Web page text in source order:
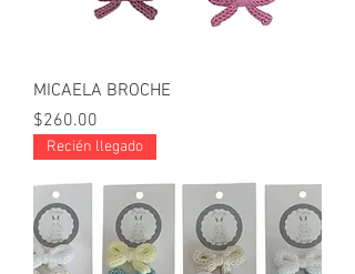
MICAELA BROCHE
Precio
$260.00
Recién llegado